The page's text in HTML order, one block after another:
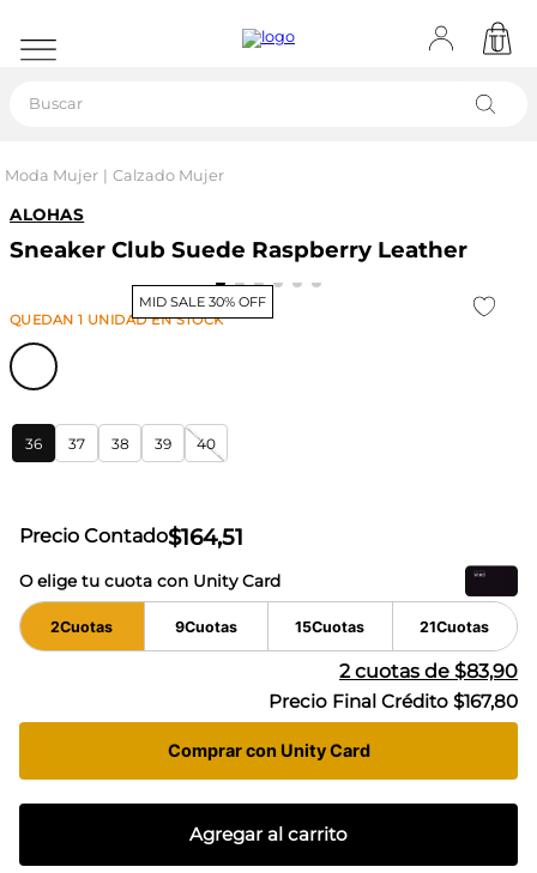
Moda Mujer Calzado Mujer
ALOHAS
Sneaker Club Suede Raspberry Leather
MID SALE 30% OFF
QUEDAN1 UNIDADEN STOCK
36 37 38 39 40
Precio Contado$164,51
O elige tu cuota con Unity Card
2Cuotas 9Cuotas 15Cuotas 21Cuotas
2cuotas de $83,90
Precio Final Crédito $167,80
Comprar con Unity Card
Agregar al carrito